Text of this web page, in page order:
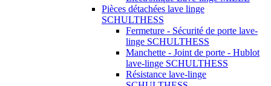
Pièces détachées lave linge
SCHULTHESS
Fermeture - Sécurité de porte lave-
linge SCHULTHESS
Manchette - Joint de porte - Hublot
lave-linge SCHULTHESS
Résistance lave-linge